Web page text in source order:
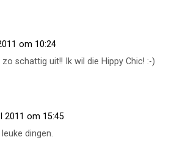
om 10:24
schattig uit!! Ik wil die Hippy Chic! :-)
2011 om 15:45
dingen.